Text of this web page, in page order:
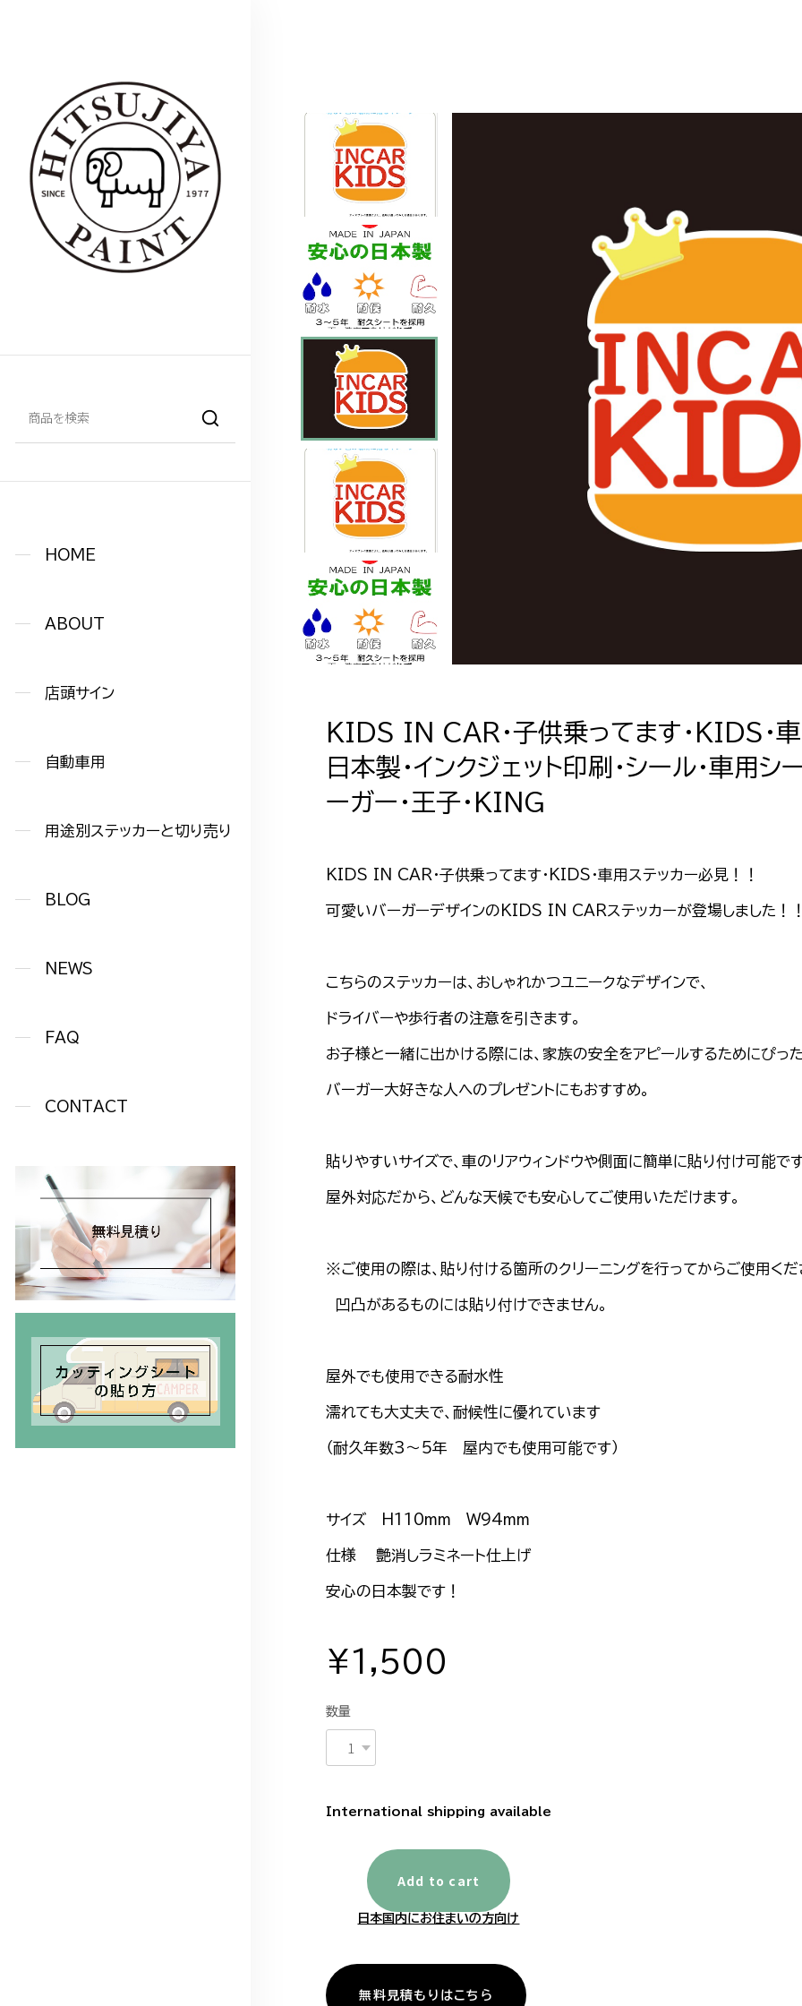
HOME
ABOUT
店頭サイン
自動車用
用途別ステッカーと切り売り
BLOG
NEWS
FAQ
CONTACT
KIDS IN CAR・子供乗ってます・KIDS・
日本製・インクジェット印刷・シール・車用シ
ーガー・王子・KING
KIDS IN CAR・子供乗ってます・KIDS・車用ステッカー必見！！
可愛いバーガーデザインのKIDS IN CARステッカーが登場しました！
こちらのステッカーは、おしゃれかつユニークなデザインで、
ドライバーや歩行者の注意を引きます。
お子様と一緒に出かける際には、家族の安全をアピールするためにぴった
バーガー大好きな人へのプレゼントにもおすすめ。
貼りやすいサイズで、車のリアウィンドウや側面に簡単に貼り付け可能で
屋外対応だから、どんな天候でも安心してご使用いただけます。
※ご使用の際は、貼り付ける箇所のクリーニングを行ってからご使用くだ
凹凸があるものには貼り付けできません。
屋外でも使用できる耐水性
濡れても大丈夫で、耐候性に優れています
（耐久年数3～5年 屋内でも使用可能です）
サイズ H110mm W94mm
仕様 艶消しラミネート仕上げ
安心の日本製です！
¥1,500
数量
International shipping available
Add to cart
日本国内にお住まいの方向け
無料見積もりはこちら